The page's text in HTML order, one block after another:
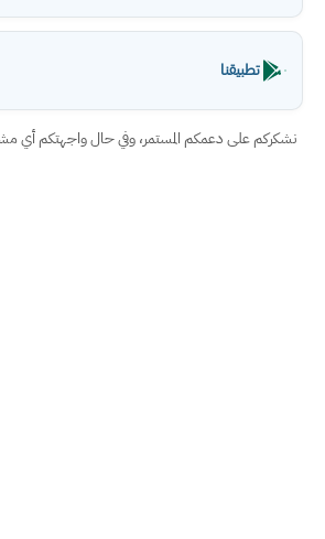
تطبيقنا
نشكركم على دعمكم المستمر، وفي حال واجهتكم أي